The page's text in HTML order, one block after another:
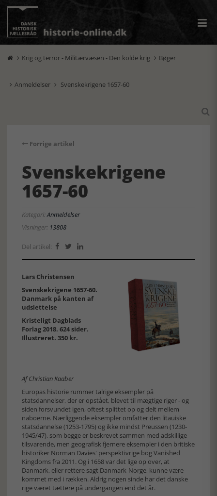
 Krig og terror - Militærvæsen - Den kolde krig  Bøger
 Anmeldelser  Svenskekrigene 1657-60

Forrige artikel
Svenskekrigene
1657-60
Kategori:Anmeldelser
Visninger: 13808
Del artikel:   
Lars Christensen
Svenskekrigene 1657-60.
Danmark på kanten af
udslettelse
Kristeligt Dagblads
Forlag 2018. 624 sider.
Illustreret. 350 kr.
Af Christian Kaaber
Europas historie rummer talrige eksempler på
statsdannelser, der er opstået, blevet til mægtige riger - og
siden forsvundet igen, oftest splittet op og delt mellem
naboerne. Nærliggende eksempler omfatter den litauiske
statsdannelse (1253-1795) og ikke mindst Preussen (1230-
1945/47), som begge er beskrevet sammen med adskillige
tilsvarende, men geografisk fjernere eksempler i den britiske
historiker Norman Davies' perspektivrige bog Vanished
Kingdoms fra 2011. Og i 1658 var det lige op over, at
Danmark, eller rettere sagt Danmark-Norge, kunne være
kommet med i rækken. Aldrig nogen sinde har det danske
rige været tættere på undergangen end det år.